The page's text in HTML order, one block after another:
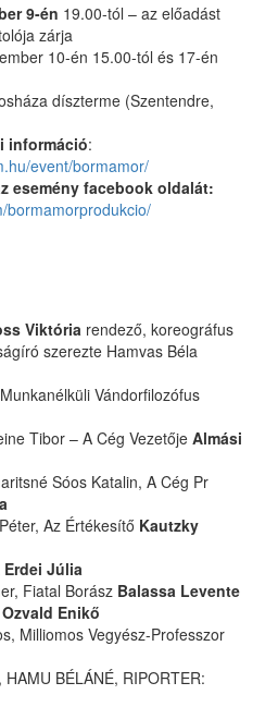
9-én 19.00-tól – az előadást
zárja
10-én 15.00-tól és 17-én
díszterme (Szentendre,
információ:
event/bormamor/
esemény facebook oldalát:
bormamorprodukcio/
Viktória rendező, koreográfus
szerezte Hamvas Béla
Vándorfilozófus
Tibor – A Cég Vezetője Almási
Sóos Katalin, A Cég Pr
Az Értékesítő Kautzky
Erdei Júlia
Fiatal Borász Balassa Levente
Ozvald Enikő
Milliomos Vegyész-Professzor
BÉLÁNÉ, RIPORTER: